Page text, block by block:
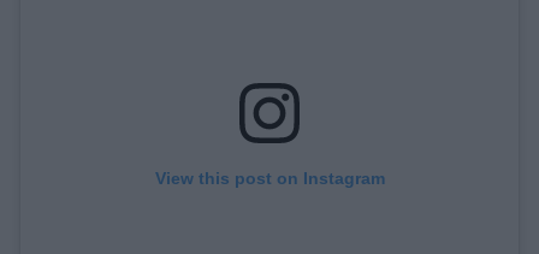
View this post on Instagram